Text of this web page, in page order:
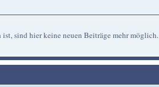
sind hier keine neuen Beiträge mehr möglich.